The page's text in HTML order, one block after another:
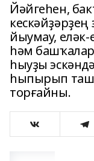
Йәйгеһен,
йыумау,
һәм
һыуҙы
һыпырып
торғайны.